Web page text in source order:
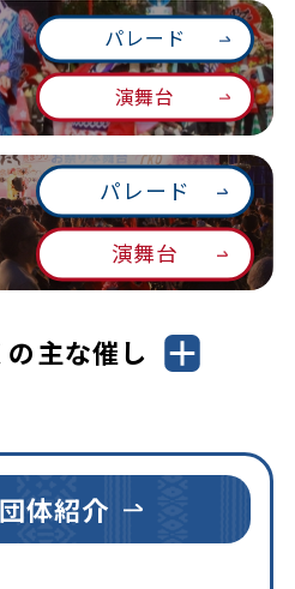
パレード
演舞台
パレード
演舞台
体紹介
の主な催し